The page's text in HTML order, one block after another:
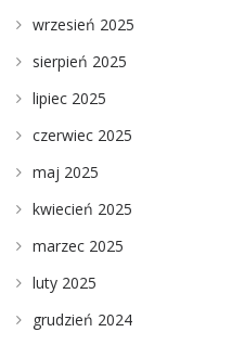
wrzesień 2025
sierpień 2025
lipiec 2025
czerwiec 2025
maj 2025
kwiecień 2025
marzec 2025
luty 2025
grudzień 2024